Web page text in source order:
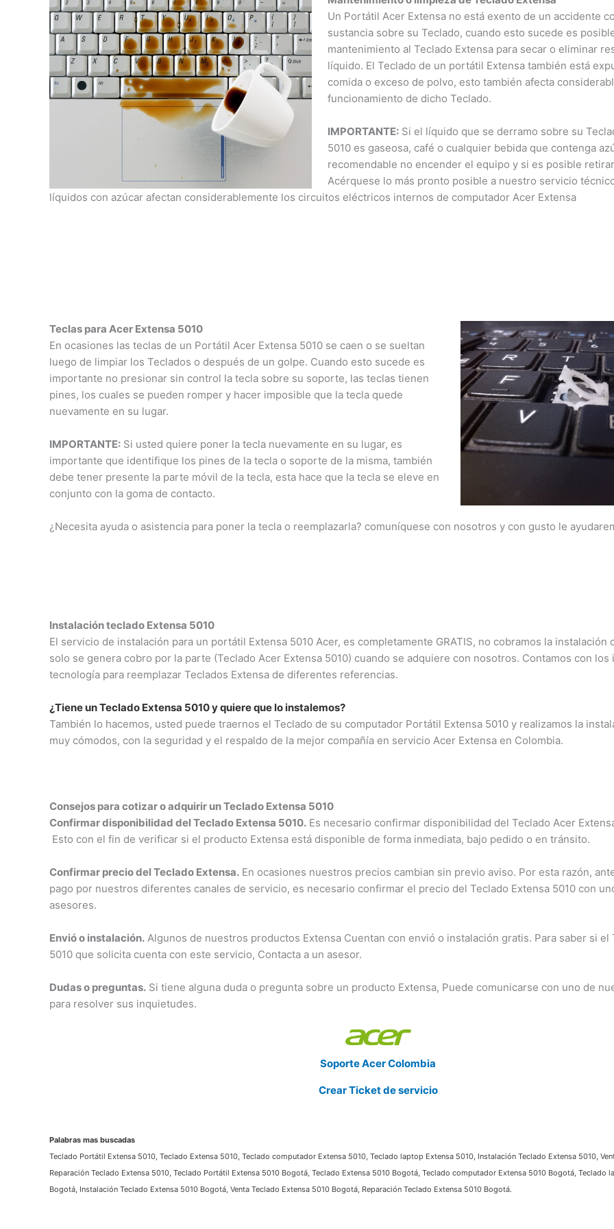
Un Portátil Acer Extensa no está exento de un accidente
sustancia sobre su Teclado, cuando esto sucede es
mantenimiento al Teclado Extensa para secar o eliminar
líquido. El Teclado de un portátil Extensa también está
comida o exceso de polvo, esto también afecta
funcionamiento de dicho Teclado.
IMPORTANTE:Si el líquido que se derramo sobre su
5010 es gaseosa, café o cualquier bebida que contenga
recomendable no encender el equipo y si es posible
Acérquese lo más pronto posible a nuestro servicio
líquidos con azúcar afectan considerablemente los circuitos eléctricos internos de computador Acer Extensa
Teclas para Acer Extensa 5010
En ocasiones las teclas de un Portátil Acer Extensa 5010 se caen o se sueltan
luego de limpiar los Teclados o después de un golpe. Cuando esto sucede es
importante no presionar sin control la tecla sobre su soporte, las teclas tienen
pines, los cuales se pueden romper y hacer imposible que la tecla quede
nuevamente en su lugar.
IMPORTANTE: Si usted quiere poner la tecla nuevamente en su lugar, es
importante que identifique los pines de la tecla o soporte de la misma, también
debe tener presente la parte móvil de la tecla, esta hace que la tecla se eleve en
conjunto con la goma de contacto.
¿Necesita ayuda o asistencia para poner la tecla o reemplazarla? comuníquese con nosotros y con gusto le
Instalación teclado Extensa 5010
El servicio de instalación para un portátil Extensa 5010 Acer, es completamente GRATIS, no cobramos la instalación
solo se genera cobro por la parte (Teclado Acer Extensa 5010) cuando se adquiere con nosotros. Contamos con
tecnología para reemplazar Teclados Extensa de diferentes referencias.
¿Tiene un Teclado Extensa 5010 y quiere que lo instalemos?
También lo hacemos, usted puede traernos el Teclado de su computador Portátil Extensa 5010 y realizamos la
muy cómodos, con la seguridad y el respaldo de la mejor compañía en servicio Acer Extensa en Colombia.
Consejos para cotizar o adquirir un Teclado Extensa 5010
Confirmar disponibilidad del Teclado Extensa 5010. Es necesario confirmar disponibilidad del Teclado Acer
Esto con el fin de verificar si el producto Extensa está disponible de forma inmediata, bajo pedido o en tránsito.
Confirmar precio del Teclado Extensa. En ocasiones nuestros precios cambian sin previo aviso. Por esta razón,
pago por nuestros diferentes canales de servicio, es necesario confirmar el precio del Teclado Extensa 5010 con
asesores.
Envió o instalación. Algunos de nuestros productos Extensa Cuentan con envió o instalación gratis. Para saber si el
5010 que solicita cuenta con este servicio, Contacta a un asesor.
Dudas o preguntas. Si tiene alguna duda o pregunta sobre un producto Extensa, Puede comunicarse con uno de
para resolver sus inquietudes.
Soporte Acer Colombia
Crear Ticket de servicio
Palabras mas buscadas
Teclado Portátil Extensa 5010, Teclado Extensa 5010, Teclado computador Extensa 5010, Teclado laptop Extensa 5010, Instalación Teclado Extensa 5010,
Reparación Teclado Extensa 5010, Teclado Portátil Extensa 5010 Bogotá, Teclado Extensa 5010 Bogotá, Teclado computador Extensa 5010 Bogotá, Teclado
Bogotá, Instalación Teclado Extensa 5010 Bogotá, Venta Teclado Extensa 5010 Bogotá, Reparación Teclado Extensa 5010 Bogotá.
Agradecemos su comprensión y confianza. Estamos
comprometidos en seguir brindándoles el mejor servicio
dentro de este nuevo horario.
Cerrar